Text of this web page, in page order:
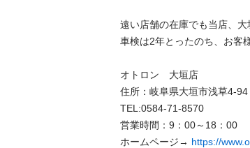
遠い店舗の在庫でも当店、
車検は2年とったのち、お客
オトロン　大垣店
住所：岐阜県大垣市浅草4-94
TEL:0584-71-8570
営業時間：9：00～18：00
ホームページ→ https://